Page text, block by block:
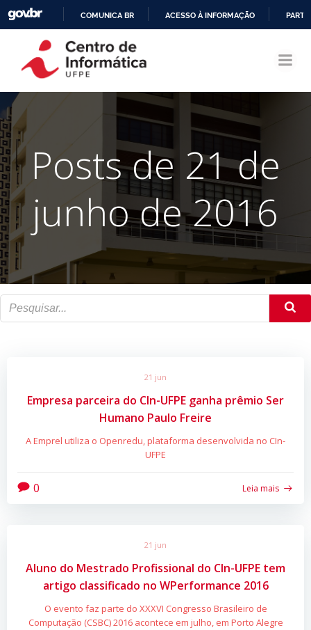
CONTEÚDO
COMUNICA BR ACESSO À INFORMAÇÃO
Posts de 21 de
junho de 2016
21 jun
Empresa parceira do CIn-UFPE ganha prêmio Ser
Humano Paulo Freire
A Emprel utiliza o Openredu, plataforma desenvolvida no CIn-
UFPE
0 Leia mais
21 jun
Aluno do Mestrado Profissional do CIn-UFPE tem
artigo classificado no WPerformance 2016
O evento faz parte do XXXVI Congresso Brasileiro de
Computação (CSBC) 2016 acontece em julho, em Porto Alegre